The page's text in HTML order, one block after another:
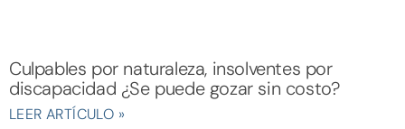
Culpables por naturaleza, insolventes por
discapacidad ¿Se puede gozar sin costo?
LEER ARTÍCULO »